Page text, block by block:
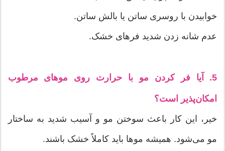
خوابیدن با روسری ساتن یا بالش ساتن.
عدم شانه زدن شدید فرهای خشک.
5. آیا فر کردن مو با حرارت روی موهای مرطوب
امکان‌پذیر است؟
خیر، این کار باعث سوختن مو و آسیب شدید به ساختار
مو می‌شود. همیشه موها باید کاملاً خشک باشند.